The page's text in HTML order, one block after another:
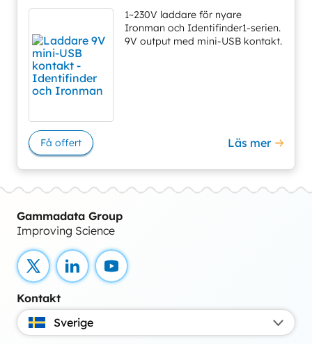
1~230V laddare för nyare
Ironman och Identifinder1-serien.
9V output med mini-USB kontakt.
Få offert Läs mer
Gammadata Group
Improving Science
X LinkedInYouTube
Kontakt
Sverige